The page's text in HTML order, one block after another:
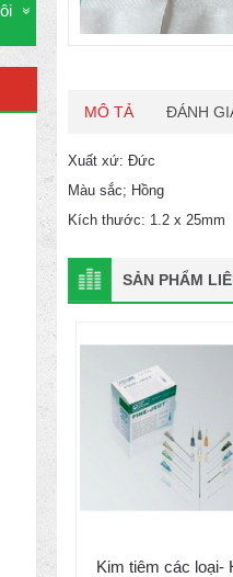
MÔ TẢ ĐÁNH
Xuất xứ: Đức
Màu sắc; Hồng
Kích thước: 1.2 x 25mm
SẢN PHẨM
Kim tiêm các loại-